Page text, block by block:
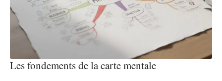
Les fondements de la carte mentale